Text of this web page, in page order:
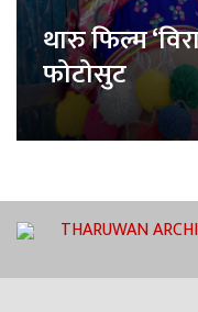
थारु फिल्म
फोटोसुट
THARUWAN